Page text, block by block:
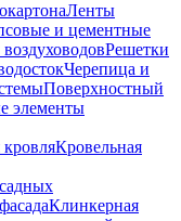
Ленты
и цементные
Решетки
Черепица и
Поверхностный
элементы
Кровельная
Клинкерная